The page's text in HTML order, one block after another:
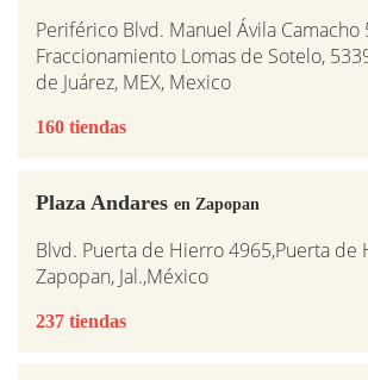
Periférico Blvd. Manuel Ávila Camacho
Fraccionamiento Lomas de Sotelo,
de Juárez, MEX, Mexico
160 tiendas
Plaza Andares en Zapopan
Blvd. Puerta de Hierro 4965,Puerta de
Zapopan, Jal.,México
237 tiendas